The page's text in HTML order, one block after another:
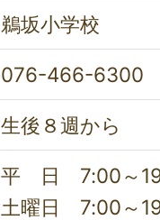
鵜坂小学校
076-466-6300
生後８週から
平 日 7:00～
土曜日 7:00～